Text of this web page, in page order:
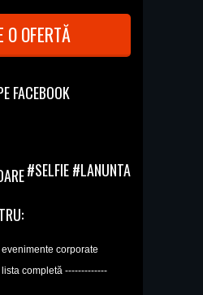
O OFERTĂ
FACEBOOK
#SELFIE #LANUNTA
completă -------------